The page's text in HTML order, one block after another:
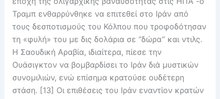
Τραμπ ενθαρρύνθηκε να επιτεθεί στο Ιράν από
τους δεσποτισμούς του Κόλπου που τροφοδότησαν
τη «φυλή» του με δις δολάρια σε “δώρα” και ντιλς.
Η Σαουδική Αραβία, ιδιαίτερα, πίεσε την
Ουάσιγκτον να βομβαρδίσει το Ιράν διά μυστικών
συνομιλιών, ενώ επίσημα κρατούσε ουδέτερη
στάση. [13] Οι επιθέσεις του Ιράν εναντίον κρατών